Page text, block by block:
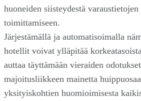
huoneiden siisteydestä varaustietojen
toimittamiseen.
Järjestämällä ja automatisoimalla
hotellit voivat ylläpitää
auttaa täyttämään vieraiden
majoitusliikkeen mainetta
yksityiskohtien huomioimisesta